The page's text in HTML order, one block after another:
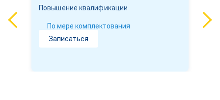
Повышение квалификации
По мере комплектования
Записаться